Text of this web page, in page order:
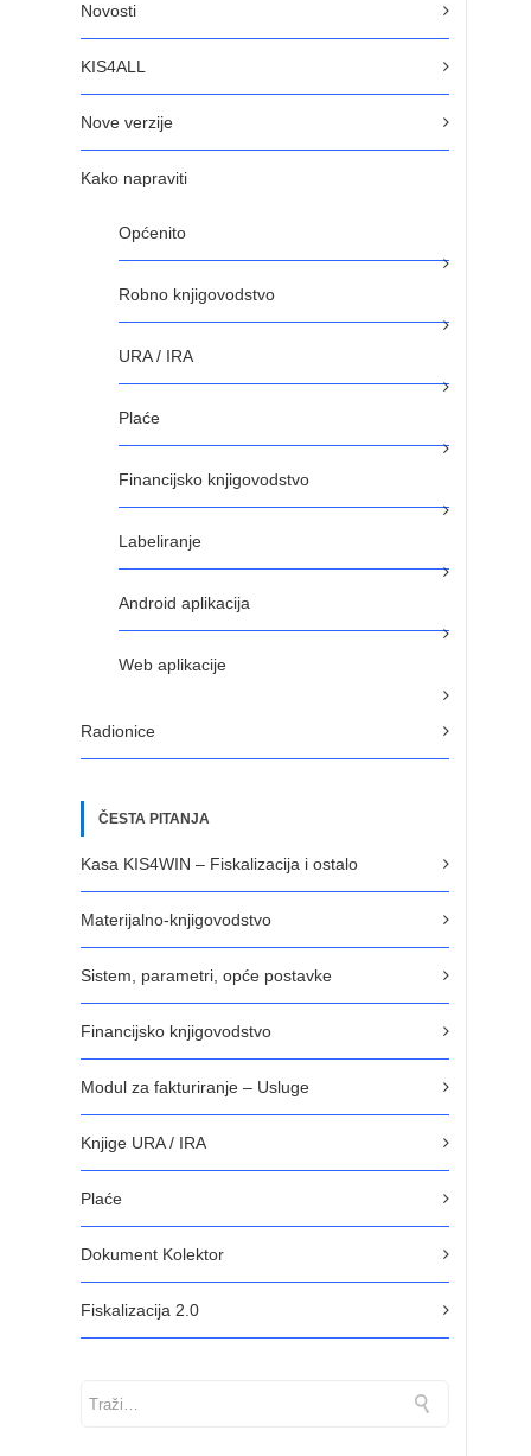
Novosti
KIS4ALL
Nove verzije
Kako napraviti
Općenito
Robno knjigovodstvo
URA / IRA
Plaće
Financijsko knjigovodstvo
Labeliranje
Android aplikacija
Web aplikacije
Radionice
ČESTA PITANJA
Kasa KIS4WIN – Fiskalizacija i ostalo
Materijalno-knjigovodstvo
Sistem, parametri, opće postavke
Financijsko knjigovodstvo
Modul za fakturiranje – Usluge
Knjige URA / IRA
Plaće
Dokument Kolektor
Fiskalizacija 2.0